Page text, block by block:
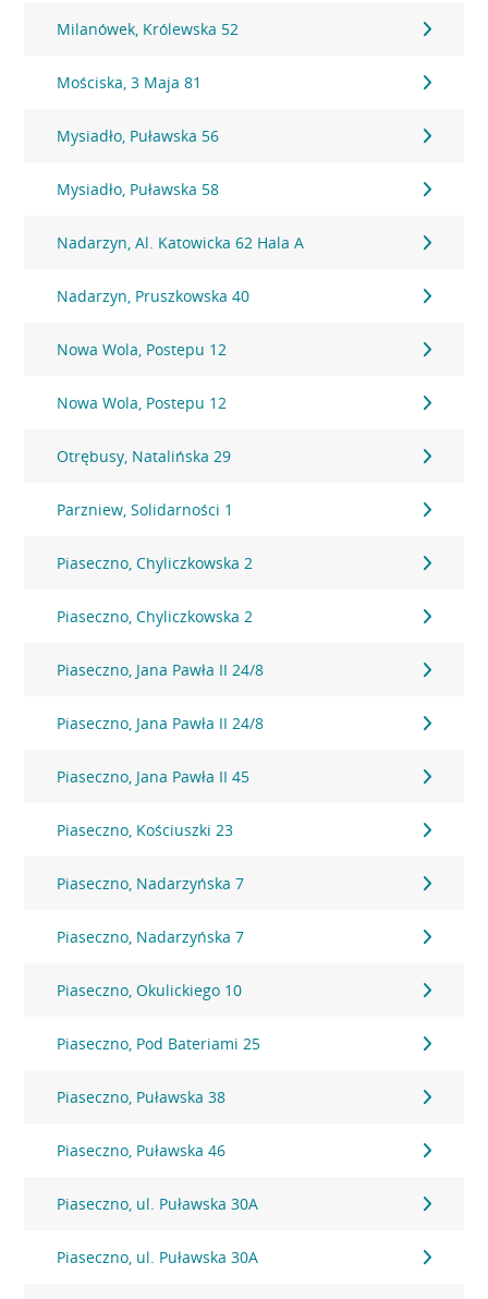
Milanówek, Królewska 52
Mościska, 3 Maja 81
Mysiadło, Puławska 56
Mysiadło, Puławska 58
Nadarzyn, Al. Katowicka 62 Hala A
Nadarzyn, Pruszkowska 40
Nowa Wola, Postepu 12
Nowa Wola, Postepu 12
Otrębusy, Natalińska 29
Parzniew, Solidarności 1
Piaseczno, Chyliczkowska 2
Piaseczno, Chyliczkowska 2
Piaseczno, Jana Pawła II 24/8
Piaseczno, Jana Pawła II 24/8
Piaseczno, Jana Pawła II 45
Piaseczno, Kościuszki 23
Piaseczno, Nadarzyńska 7
Piaseczno, Nadarzyńska 7
Piaseczno, Okulickiego 10
Piaseczno, Pod Bateriami 25
Piaseczno, Puławska 38
Piaseczno, Puławska 46
Piaseczno, ul. Puławska 30A
Piaseczno, ul. Puławska 30A